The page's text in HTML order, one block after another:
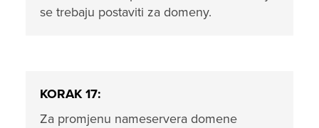
se trebaju postaviti za domenу.
KORAK 17:
Za promjenu nameservera domene